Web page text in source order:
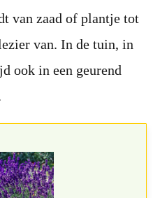
van zaad of plantje tot
van. In de tuin, in
ook in een geurend